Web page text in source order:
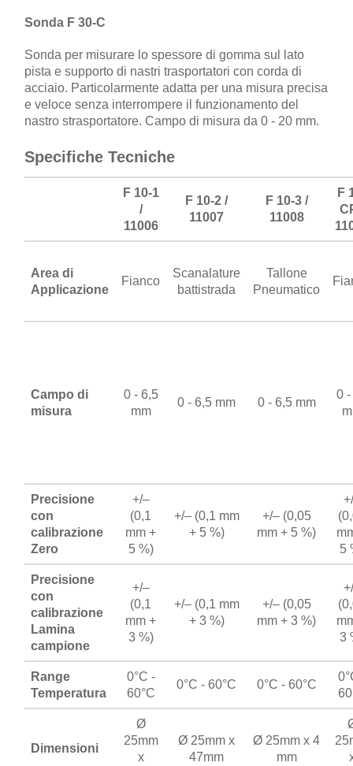
Sonda F 30-C
Sonda per misurare lo spessore di gomma sul lato
pista e supporto di nastri trasportatori con corda di
acciaio. Particolarmente adatta per una misura precisa
e veloce senza interrompere il funzionamento del
nastro strasportatore. Campo di misura da 0 - 20 mm.
Specifiche Tecniche
F 10-1
/
11006
F 10-2 /
11007
F 10-3 /
11008
F
Area di
Applicazione
Fianco
Scanalature
battistrada
Tallone
Pneumatico
Campo di
misura
0 - 6,5
mm
0 - 6,5 mm 0 - 6,5 mm
0 -
Precisione
con
calibrazione
Zero
+/–
(0,1
mm +
5 %)
+/– (0,1 mm
+ 5 %)
+/– (0,05
mm + 5 %)
5
Precisione
con
calibrazione
Lamina
campione
+/–
(0,1
mm +
3 %)
+/– (0,1 mm
+ 3 %)
+/– (0,05
mm + 3 %)
3
Range
Temperatura
0°C -
60°C
0°C - 60°C 0°C - 60°C
Dimensioni
Ø
25mm
x
Ø 25mm x
47mm
Ø 25mm x 4
mm